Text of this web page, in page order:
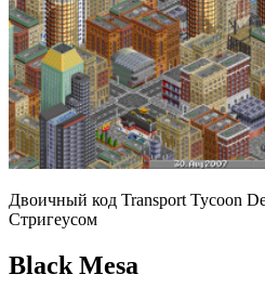
Двоичный код Transport Tycoon
Стригеусом
Black Mesa